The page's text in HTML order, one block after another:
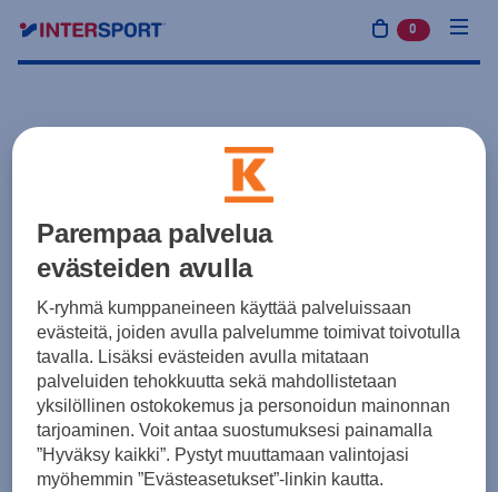
0 tuotetta
Parempaa palvelua
evästeiden avulla
K-ryhmä kumppaneineen käyttää palveluissaan
evästeitä, joiden avulla palvelumme toimivat toivotulla
tavalla. Lisäksi evästeiden avulla mitataan
palveluiden tehokkuutta sekä mahdollistetaan
yksilöllinen ostokokemus ja personoidun mainonnan
tarjoaminen. Voit antaa suostumuksesi painamalla
”Hyväksy kaikki”. Pystyt muuttamaan valintojasi
myöhemmin ”Evästeasetukset”-linkin kautta.